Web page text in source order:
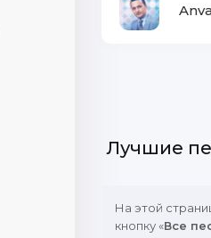
Лучшие
На этой
кнопку «Все